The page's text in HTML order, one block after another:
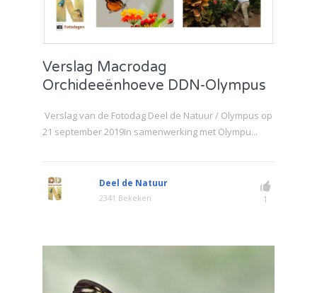
Verslag Macrodag
Orchideeënhoeve DDN-Olympus
Verslag van de Fotodag Deel de Natuur / Olympus op
21 september 2019In samenwerking met Olympu...
Deel de Natuur
2341 Bekeken 1